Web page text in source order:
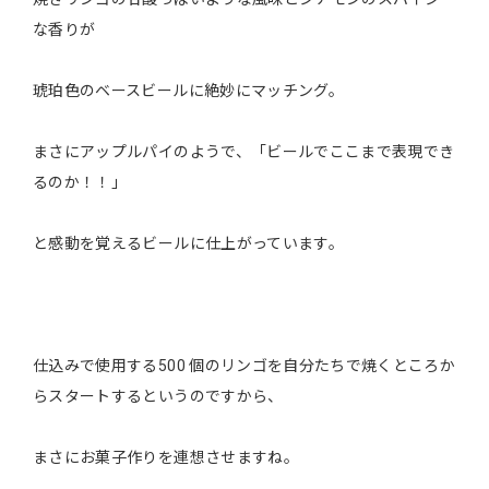
な香りが
琥珀色のベースビールに絶妙にマッチング。
まさにアップルパイのようで、「ビールでここまで表現でき
るのか！！」
と感動を覚えるビールに仕上がっています。
仕込みで使用する500 個のリンゴを自分たちで焼くところか
らスタートするというのですから、
まさにお菓子作りを連想させますね。